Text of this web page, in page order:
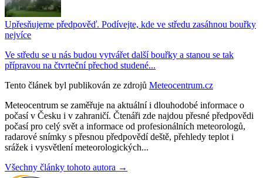
Upřesňujeme předpověď. Podívejte, kde ve středu zasáhnou bouřky
nejvíce
Ve středu se u nás budou vytvářet další bouřky a stanou se tak
přípravou na čtvrteční přechod studené...
Tento článek byl publikován ze zdrojů Meteocentrum.cz
Meteocentrum se zaměřuje na aktuální i dlouhodobé informace o
počasí v Česku i v zahraničí. Čtenáři zde najdou přesné předpovědi
počasí pro celý svět a informace od profesionálních meteorologů,
radarové snímky s přesnou předpovědí deště, přehledy teplot i
srážek i vysvětlení meteorologických...
Všechny články tohoto autora →